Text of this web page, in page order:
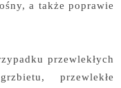
a także poprawie
przewlekłych
przewlekłe